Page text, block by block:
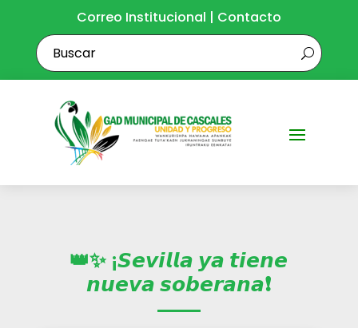
Correo Institucional | Contacto
👑✨ ¡𝙎𝙚𝙫𝙞𝙡𝙡𝙖 𝙮𝙖 𝙩𝙞𝙚𝙣𝙚
𝙣𝙪𝙚𝙫𝙖 𝙨𝙤𝙗𝙚𝙧𝙖𝙣𝙖❗